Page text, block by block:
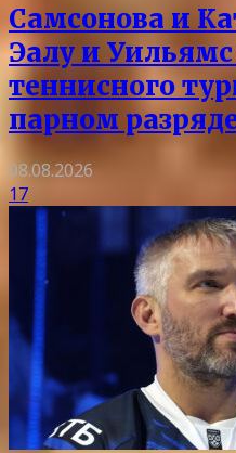
Самсонова и
Эалу и
теннисного
парном
08.08.2026
17